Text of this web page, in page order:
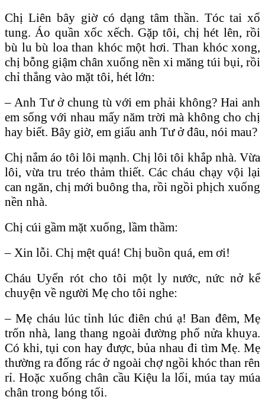
Chị Liên bây giờ có dạng tâm thần. Tóc tai xổ
tung. Áo quần xốc xếch. Gặp tôi, chị hét lên, rồi
bù lu bù loa than khóc một hơi. Than khóc xong,
chị bỗng giậm chân xuống nền xi măng túi bụi, rồi
chỉ thẳng vào mặt tôi, hét lớn:
– Anh Tư ở chung tù với em phải không? Hai anh
em sống với nhau mấy năm trời mà không cho chị
hay biết. Bây giờ, em giấu anh Tư ở đâu, nói mau?
Chị nắm áo tôi lôi mạnh. Chị lôi tôi khắp nhà. Vừa
lôi, vừa tru tréo thảm thiết. Các cháu chạy vội lại
can ngăn, chị mới buông tha, rồi ngồi phịch xuống
nền nhà.
Chị cúi gầm mặt xuống, lầm thầm:
– Xin lỗi. Chị mệt quá! Chị buồn quá, em ơi!
Cháu Uyển rót cho tôi một ly nước, nức nở kể
chuyện về người Mẹ cho tôi nghe:
– Mẹ cháu lúc tỉnh lúc điên chú ạ! Ban đêm, Mẹ
trốn nhà, lang thang ngoài đường phố nửa khuya.
Có khi, tụi con hay được, bủa nhau đi tìm Mẹ. Mẹ
thường ra đống rác ở ngoài chợ ngồi khóc than rên
rỉ. Hoặc xuống chân cầu Kiệu la lối, múa tay múa
chân trong bóng tối.